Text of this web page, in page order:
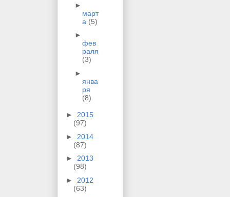
►
март
а (5)
►
фев
раля
(3)
►
янва
ря
(8)
► 2015
(97)
► 2014
(87)
► 2013
(98)
► 2012
(63)